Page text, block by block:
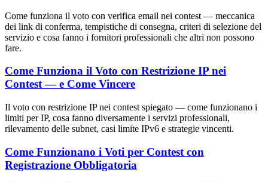
Come funziona il voto con verifica email nei contest — meccanica
dei link di conferma, tempistiche di consegna, criteri di selezione del
servizio e cosa fanno i fornitori professionali che altri non possono
fare.
Come Funziona il Voto con Restrizione IP nei
Contest — e Come Vincere
Il voto con restrizione IP nei contest spiegato — come funzionano i
limiti per IP, cosa fanno diversamente i servizi professionali,
rilevamento delle subnet, casi limite IPv6 e strategie vincenti.
Come Funzionano i Voti per Contest con
Registrazione Obbligatoria